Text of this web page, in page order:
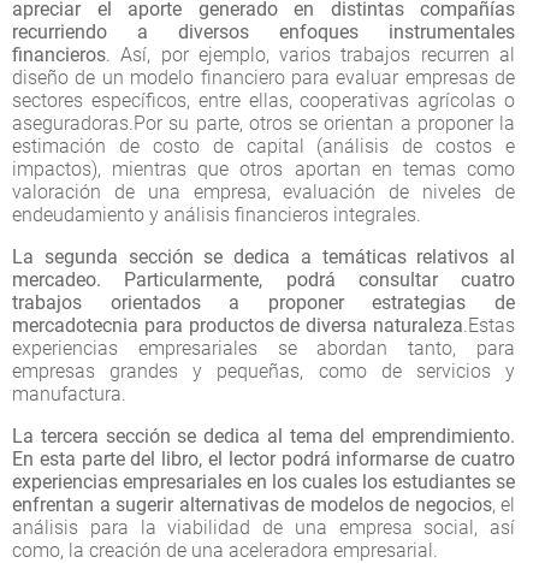
apreciar el aporte generado en distintas compañías
recurriendo a diversos enfoques instrumentales
financieros. Así, por ejemplo, varios trabajos recurren al
diseño de un modelo financiero para evaluar empresas de
sectores específicos, entre ellas, cooperativas agrícolas o
aseguradoras.Por su parte, otros se orientan a proponer la
estimación de costo de capital (análisis de costos e
impactos), mientras que otros aportan en temas como
valoración de una empresa, evaluación de niveles de
endeudamiento y análisis financieros integrales.
La segunda sección se dedica a temáticas relativos al
mercadeo. Particularmente, podrá consultar cuatro
trabajos orientados a proponer estrategias de
mercadotecnia para productos de diversa naturaleza.Estas
experiencias empresariales se abordan tanto, para
empresas grandes y pequeñas, como de servicios y
manufactura.
La tercera sección se dedica al tema del emprendimiento.
En esta parte del libro, el lector podrá informarse de cuatro
experiencias empresariales en los cuales los estudiantes se
enfrentan a sugerir alternativas de modelos de negocios, el
análisis para la viabilidad de una empresa social, así
como, la creación de una aceleradora empresarial.